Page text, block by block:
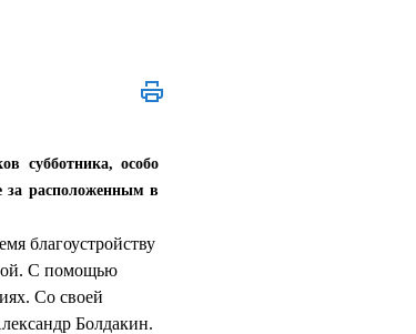
субботника, особо
за расположенным в
благоустройству
С помощью
Со своей
Болдакин.